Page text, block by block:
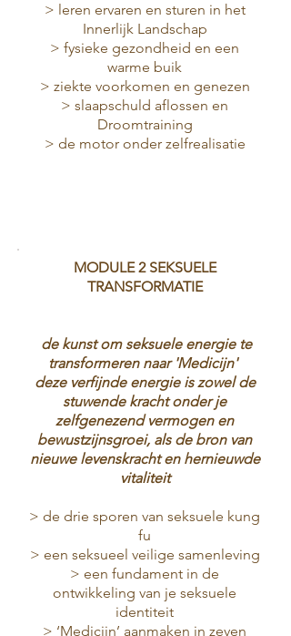
> leren ervaren en sturen in het
Innerlijk Landschap
> fysieke gezondheid en een
warme buik
> ziekte voorkomen en genezen
> slaapschuld aflossen en
Droomtraining
> de motor onder zelfrealisatie
MODULE 2 SEKSUELE
TRANSFORMATIE
de kunst om seksuele energie te
transformeren naar 'Medicijn'
deze verfijnde energie is zowel de
stuwende kracht onder je
zelfgenezend vermogen en
bewustzijnsgroei, als de bron van
nieuwe levenskracht en hernieuwde
vitaliteit
> de drie sporen van seksuele kung
fu
> een seksueel veilige samenleving
> een fundament in de
ontwikkeling van je seksuele
identiteit
> ‘Medicijn’ aanmaken in zeven